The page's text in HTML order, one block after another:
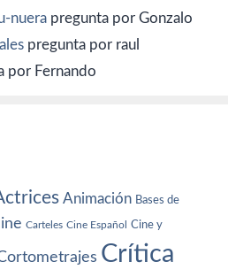
nuera pregunta por Gonzalo
pregunta por raul
por Fernando
Animación Bases de
Carteles Cine Español Cine y
Crítica